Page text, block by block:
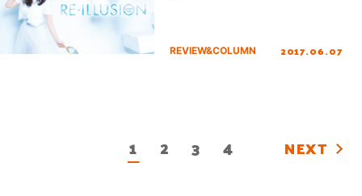
REVIEW&COLUMN 2017.06.07
1 2 3 4 NEXT